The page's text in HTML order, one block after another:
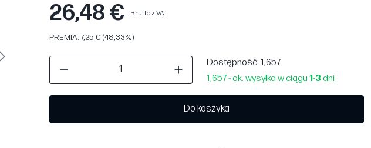
Następny
26,48 € Brutto z VAT
PREMIA: 7,25 € (48,33%)
Dostępność: 1,657
1,657 - ok. wysyłka w ciągu 1-3 dni
Do koszyka